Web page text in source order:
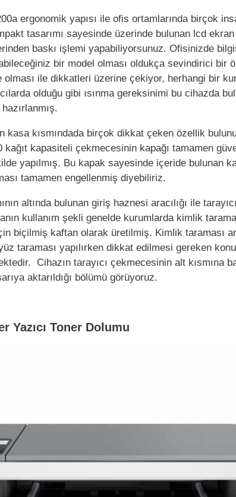
ergonomik yapısı ile ofis ortamlarında birçok
tasarımı sayesinde üzerinde bulunan lcd
baskı işlemi yapabiliyorsunuz. Ofisinizde
bir model olması oldukça sevindirici bir
olması ile dikkatleri üzerine çekiyor, herhangi bir
olduğu gibi ısınma gereksinimi bu cihazda
kasa kısmındada birçok dikkat çeken özellik
kapasiteli çekmecesinin kapağı tamamen
yapılmış. Bu kapak sayesinde içeride bulunan
tamamen engellenmiş diyebiliriz.
altında bulunan giriş haznesi aracılığı ile
kullanım şekli genelde kurumlarda kimlik
biçilmiş kaftan olarak üretilmiş. Kimlik taraması
taraması yapılırken dikkat edilmesi gereken
Cihazın tarayıcı çekmecesinin alt kısmına
aktarıldığı bölümü görüyoruz.
Yazıcı Toner Dolumu